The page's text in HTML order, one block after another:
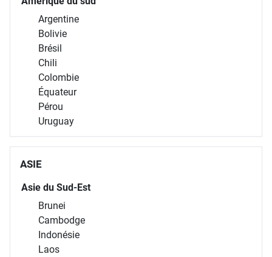
Argentine
Bolivie
Brésil
Chili
Colombie
Équateur
Pérou
Uruguay
ASIE
Asie du Sud-Est
Brunei
Cambodge
Indonésie
Laos